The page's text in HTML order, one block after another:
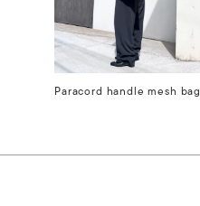
Paracord handle mesh bag